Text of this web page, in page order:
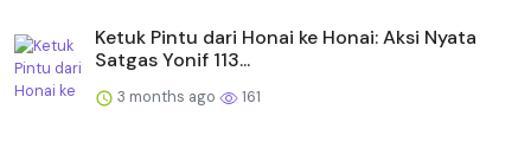
Ketuk Pintu dari Honai ke Honai: Aksi Nyata
Satgas Yonif 113...
3 months ago 161